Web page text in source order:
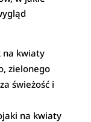
na kwiaty
zielonego
świeżość i
na kwiaty